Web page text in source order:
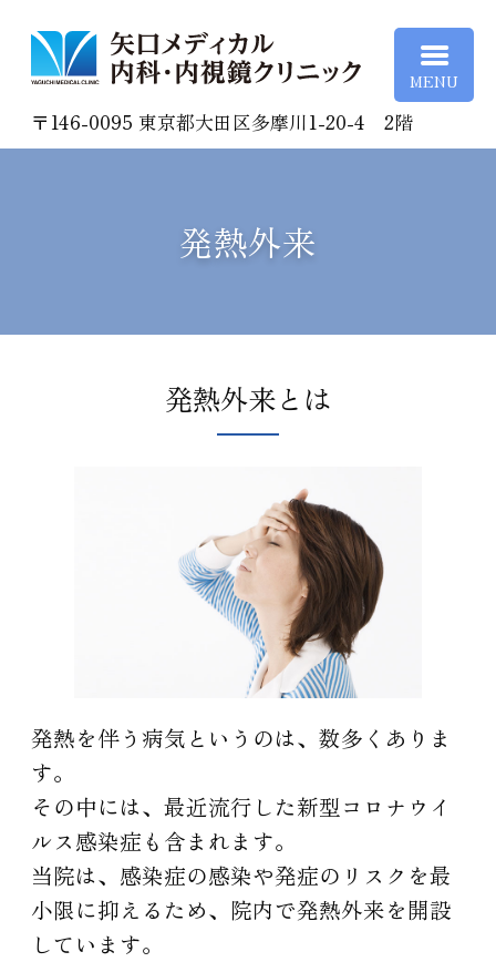
〒146-0095 東京都大田区多摩川1-20-4 2階
発熱外来
発熱外来とは
発熱を伴う病気というのは、数多くありま
す。
その中には、最近流行した新型コロナウイ
ルス感染症も含まれます。
当院は、感染症の感染や発症のリスクを最
小限に抑えるため、院内で発熱外来を開設
しています。